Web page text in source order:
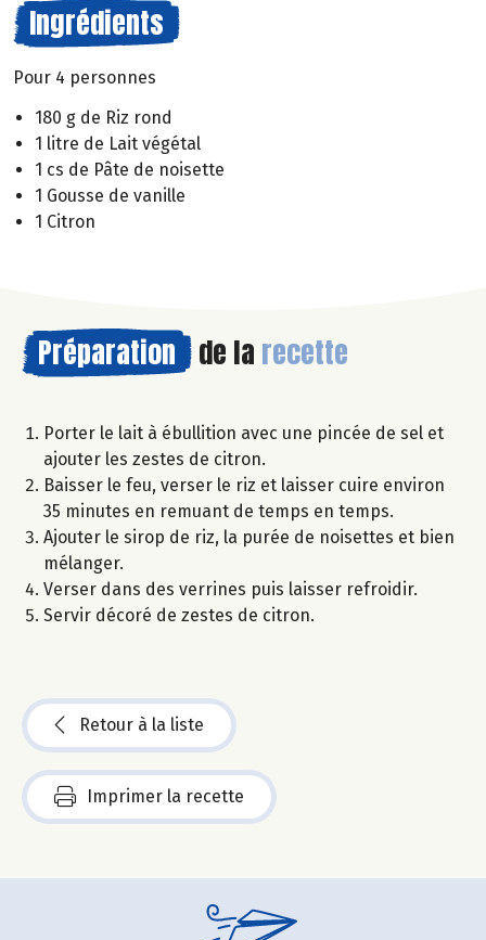
Ingrédients
Pour 4 personnes
180 g de Riz rond
1 litre de Lait végétal
1 cs de Pâte de noisette
1 Gousse de vanille
1 Citron
Préparation de la recette
Porter le lait à ébullition avec une pincée de sel et
ajouter les zestes de citron.
Baisser le feu, verser le riz et laisser cuire environ
35 minutes en remuant de temps en temps.
Ajouter le sirop de riz, la purée de noisettes et bien
mélanger.
Verser dans des verrines puis laisser refroidir.
Servir décoré de zestes de citron.
Retour à la liste
Imprimer la recette